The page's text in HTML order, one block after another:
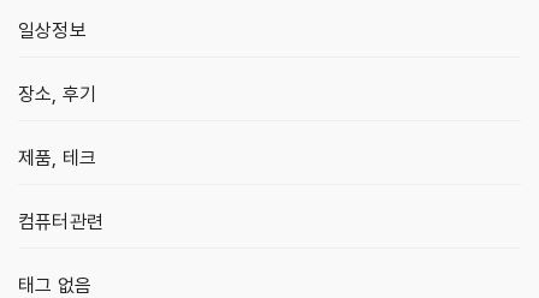
일상정보
장소, 후기
제품, 테크
컴퓨터관련
태그 없음